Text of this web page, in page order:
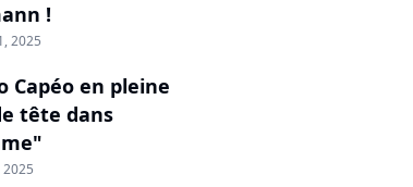
!
2025
Capéo en pleine
tête dans